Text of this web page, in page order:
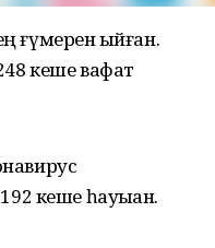
ғүмерен ҡыйған.
кеше вафат
кеше һауыҡҡан.